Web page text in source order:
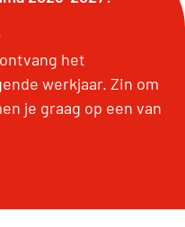
het
werkjaar. Zin om
je graag op een van